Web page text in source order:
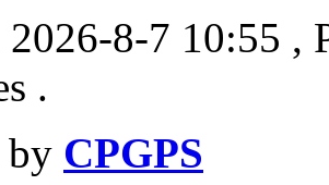
8-7 10:55 ,
.
by CPGPS